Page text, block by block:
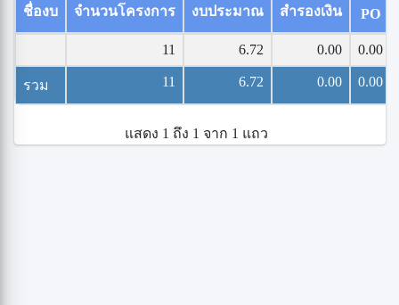
ชื่องบ จำนวนโครงการ งบประมาณ สำรองเงิน PO
11 6.72 0.00 0.00
รวม 11 6.72 0.00 0.00
แสดง 1 ถึง 1 จาก 1 แถว